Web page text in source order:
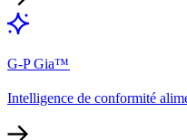
G-P Gia™​​
Intelligence de conformité